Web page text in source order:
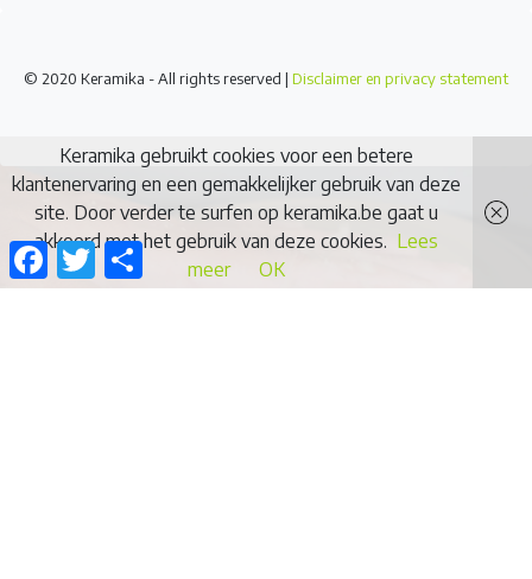
© 2020 Keramika - All rights reserved | Disclaimer en privacy statement
FacebookTwitterDelen
Keramika gebruikt cookies voor een betere
klantenervaring en een gemakkelijker gebruik van deze
site. Door verder te surfen op keramika.be gaat u
akkoord met het gebruik van deze cookies. Lees
meer
OK